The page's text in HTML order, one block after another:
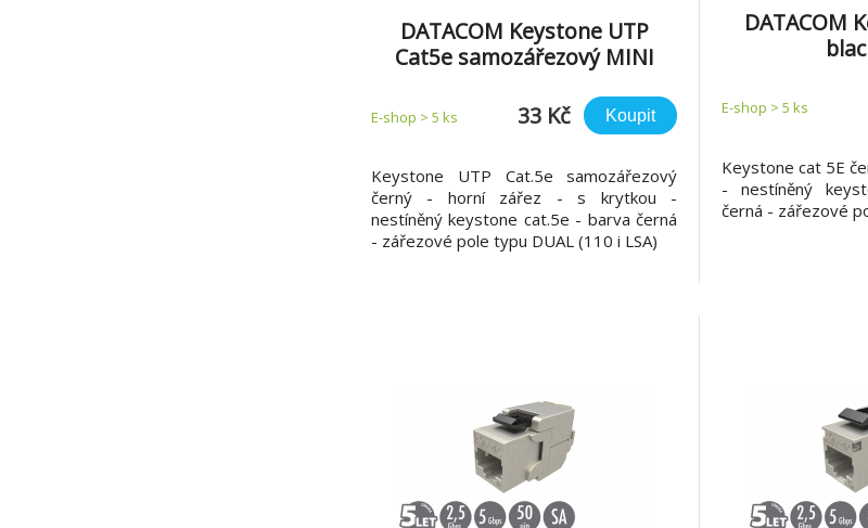
DATACOM Keystone UTP
Cat5e samozářezový MINI
E-shop > 5 ks 33 Kč Koupit
Keystone UTP Cat.5e samozářezový
černý - horní zářez - s krytkou -
nestíněný keystone cat.5e - barva černá
- zářezové pole typu DUAL (110 i LSA)
DATACOM
E-shop > 5 ks
Keystone cat 5E
- nestíněný
černá - zářezové